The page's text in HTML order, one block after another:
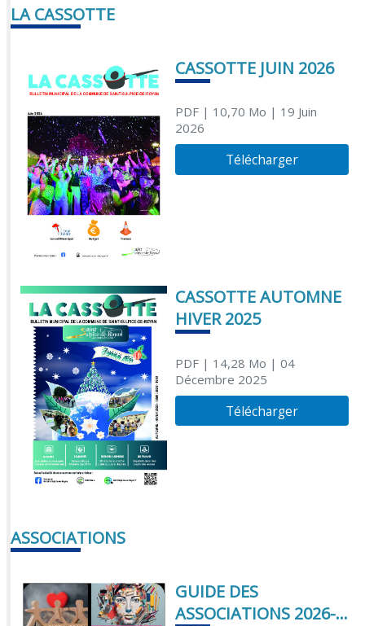
LA CASSOTTE
CASSOTTE JUIN 2026
PDF| 10,70 Mo | 19 Juin
2026
Télécharger
CASSOTTE AUTOMNE
HIVER 2025
PDF| 14,28 Mo | 04
Décembre 2025
Télécharger
ASSOCIATIONS
GUIDE DES
ASSOCIATIONS 2026-